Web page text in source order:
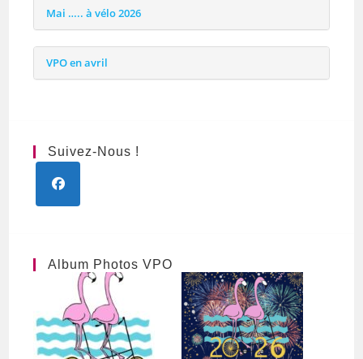
Mai ….. à vélo 2026
VPO en avril
Suivez-Nous !
nouvel
Album Photos VPO